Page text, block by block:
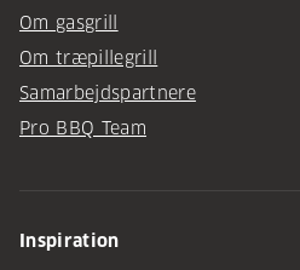
Om gasgrill
Om træpillegrill
Samarbejdspartnere
Pro BBQ Team
Inspiration